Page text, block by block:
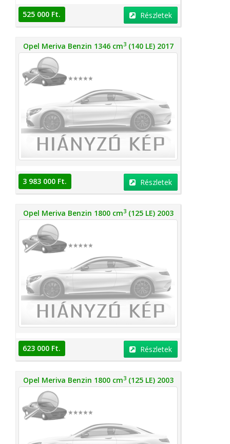
525 000 Ft. Részletek
Opel Meriva Benzin 1346 cm3(140 LE) 2017
3 983 000 Ft. Részletek
Opel Meriva Benzin 1800 cm3(125 LE) 2003
623 000 Ft. Részletek
Opel Meriva Benzin 1800 cm3(125 LE) 2003